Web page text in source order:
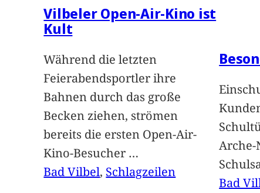
Vilbeler Open-Air-Kino ist
Kult
Während die letzten
Feierabendsportler ihre
Bahnen durch das große
Becken ziehen, strömen
bereits die ersten Open-Air-
Kino-Besucher …
Bad Vilbel, Schlagzeilen
Arche-
Bad